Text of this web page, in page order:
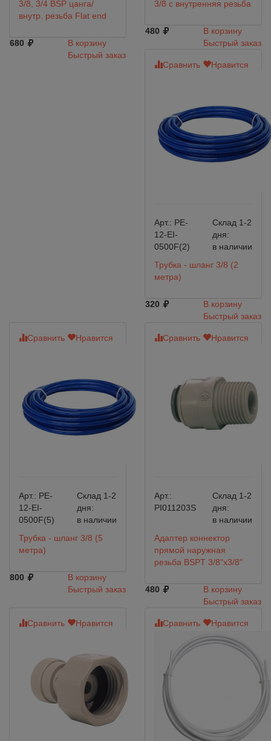
3/8, 3/4 BSP цанга/
внутр. резьба Flat end
680
В корзину
Быстрый заказ
3/8 с внутренняя резьба
480
В корзину
Быстрый заказ
Сравнить Нравится
Арт.: PE-
12-EI-
0500F(2)
Склад 1-2
дня:
в наличии
Трубка - шланг 3/8 (2
метра)
320
В корзину
Быстрый заказ
Сравнить Нравится
Арт.: PE-
12-EI-
0500F(5)
Склад 1-2
дня:
в наличии
Трубка - шланг 3/8 (5
метра)
800
В корзину
Быстрый заказ
Сравнить Нравится
Арт.:
PI011203S
Склад 1-2
дня:
в наличии
Адаптер коннектор
прямой наружная
резьба BSPT 3/8"x3/8"
480
В корзину
Быстрый заказ
Сравнить Нравится Сравнить Нравится